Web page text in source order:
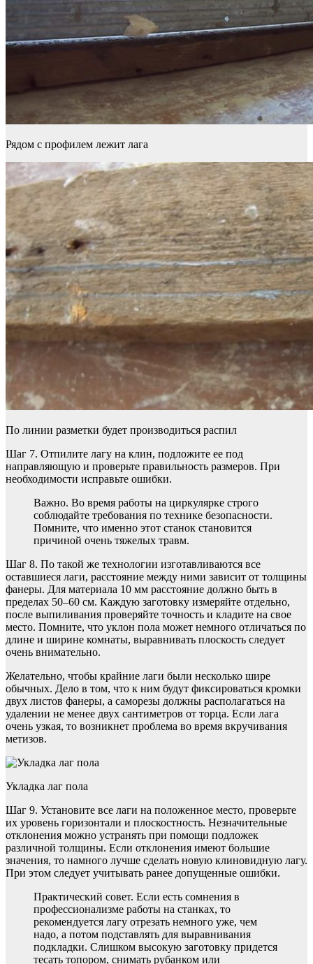
Рядом с профилем лежит лага
По линии разметки будет производиться распил
Шаг 7. Отпилите лагу на клин, подложите ее под
направляющую и проверьте правильность размеров. При
необходимости исправьте ошибки.
Важно. Во время работы на циркулярке строго
соблюдайте требования по технике безопасности.
Помните, что именно этот станок становится
причиной очень тяжелых травм.
Шаг 8. По такой же технологии изготавливаются все
оставшиеся лаги, расстояние между ними зависит от толщины
фанеры. Для материала 10 мм расстояние должно быть в
пределах 50–60 см. Каждую заготовку измеряйте отдельно,
после выпиливания проверяйте точность и кладите на свое
место. Помните, что уклон пола может немного отличаться по
длине и ширине комнаты, выравнивать плоскость следует
очень внимательно.
Желательно, чтобы крайние лаги были несколько шире
обычных. Дело в том, что к ним будут фиксироваться кромки
двух листов фанеры, а саморезы должны располагаться на
удалении не менее двух сантиметров от торца. Если лага
очень узкая, то возникнет проблема во время вкручивания
метизов.
Укладка лаг пола
Шаг 9. Установите все лаги на положенное место, проверьте
их уровень горизонтали и плоскостность. Незначительные
отклонения можно устранять при помощи подложек
различной толщины. Если отклонения имеют большие
значения, то намного лучше сделать новую клиновидную лагу.
При этом следует учитывать ранее допущенные ошибки.
Практический совет. Если есть сомнения в
профессионализме работы на станках, то
рекомендуется лагу отрезать немного уже, чем
надо, а потом подставлять для выравнивания
подкладки. Слишком высокую заготовку придется
тесать топором, снимать рубанком или